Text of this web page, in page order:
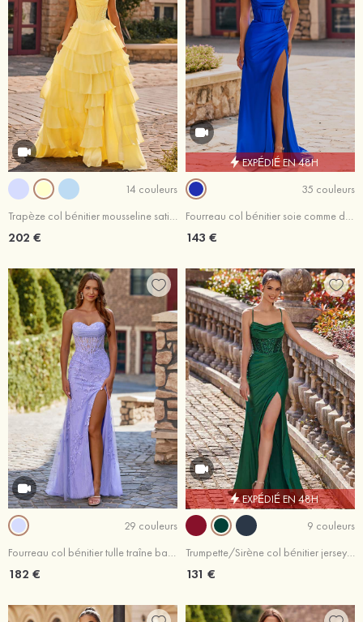
14 couleurs
Trapèze col bénitier mousseline satin traîne balayage robe de bal
202 €
EXPÉDIÉ EN 48H
35 couleurs
Fourreau col bénitier soie comme du satin traîne balayage robe de bal avec appliqué perles
143 €
29 couleurs
Fourreau col bénitier tulle traîne balayage robe de bal avec dentelle fendue
182 €
EXPÉDIÉ EN 48H
9 couleurs
Trumpette/Sirène col bénitier jersey traîne balayage robe de bal
131 €